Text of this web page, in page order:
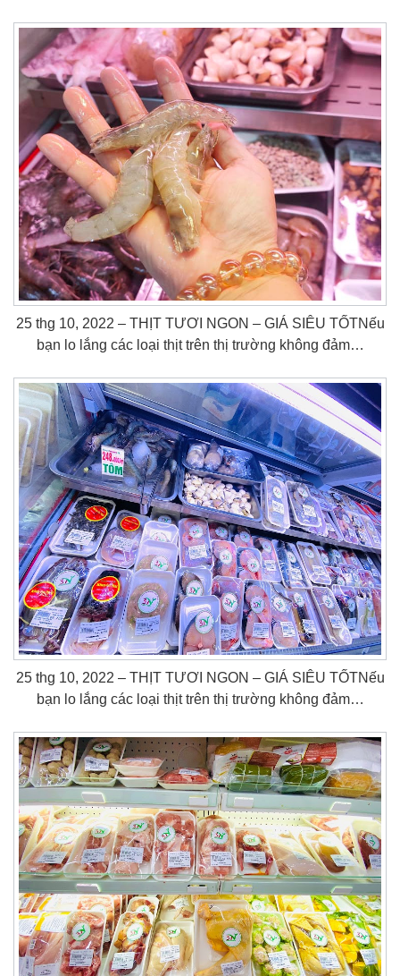
25 thg 10, 2022 – THỊT TƯƠI NGON – GIÁ SIÊU TỐTNếu
bạn lo lắng các loại thịt trên thị trường không đảm…
25 thg 10, 2022 – THỊT TƯƠI NGON – GIÁ SIÊU TỐTNếu
bạn lo lắng các loại thịt trên thị trường không đảm…